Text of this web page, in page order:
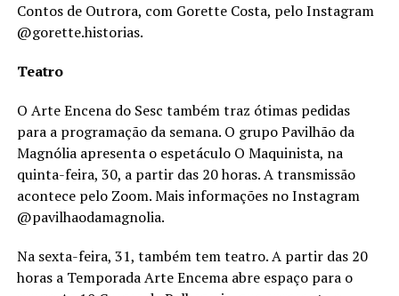
Contos de Outrora, com Gorette Costa, pelo Instagram
@gorette.historias.
Teatro
O Arte Encena do Sesc também traz ótimas pedidas
para a programação da semana. O grupo Pavilhão da
Magnólia apresenta o espetáculo O Maquinista, na
quinta-feira, 30, a partir das 20 horas. A transmissão
acontece pelo Zoom. Mais informações no Instagram
@pavilhaodamagnolia.
Na sexta-feira, 31, também tem teatro. A partir das 20
horas a Temporada Arte Encema abre espaço para o